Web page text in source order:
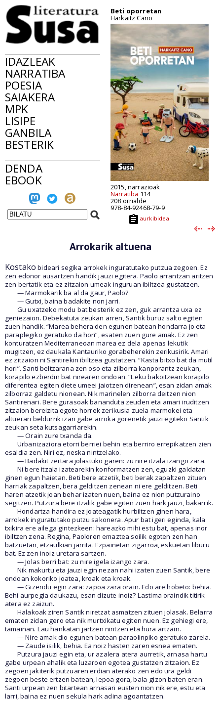
IDAZLEAK
NARRATIBA
POESIA
SAIAKERA
MPK
LISIPE
GANBILA
BESTERIK
DENDA
EBOOK
Beti oporretan
Harkaitz Cano
2015, narrazioak
Narratiba 114
208 orrialde
978-84-92468-79-9
aurkibidea
Arrokarik altuena
Kostako bideari segika arrokek inguratutako putzua zegoen. Ez
zen edonor ausartzen handik jauzi egitera. Paolo arrantzan aritzen
zen bertatik eta ez zitzaion umeak inguruan ibiltzea gustatzen.
— Marmokarik ba al da gaur, Paolo?
— Gutxi, baina badakite non jarri.
Gu uxatzeko modu bat besterik ez zen, guk arrantza uxa ez
geniezaion. Debekatuta zeukan arren, Santik buruz salto egiten
zuen handik. “Marea behera den egunen batean hondarra jo eta
paraplegiko geratuko da hori”, esaten zuen gure amak. Ez zen
konturatzen Mediterraneoan marea ez dela apenas lekutik
mugitzen, ez daukala Kantauriko gorabeherekin zerikusirik. Amari
ez zitzaion ni Santirekin ibiltzea gustatzen. “Kasta bitxo bat da mutil
hori”. Santi beltzarana zen oso eta zilborra kanporantz zeukan,
korapilo ezberdin bat nirearen ondoan. “Leku bakoitzean korapilo
diferentea egiten diete umeei jaiotzen direnean”, esan zidan amak
zilborraz galdetu nionean. Nik marinelen zilborra deitzen nion
Santirenari. Bere gurasoak bananduta zeuden eta amari iruditzen
zitzaion bereizita egote horrek zerikusia zuela marmokei eta
altuerari beldurrik izan gabe arroka gorenetik jauzi egiteko Santik
zeukan seta kutsagarriarekin.
— Orain zure txanda da.
Urbanizaziora etorri berriei behin eta berriro errepikatzen zien
esaldia zen. Niri ez, neska nintzelako.
— Badakit zertara jolastuko garen: zu nire itzala izango zara.
Ni bere itzala izatearekin konformatzen zen, eguzki galdatan
ginen egun haietan. Beti bere atzetik, beti berak zapaltzen zituen
harriak zapaltzen, bera gelditzen zenean ni ere gelditzen. Beti
haren atzetik joan behar izaten nuen, baina ez nion putzuraino
segitzen. Putzura bere itzalik gabe egiten zuen hark jauzi, bakarrik.
Hondartza handira ez joateagatik hurbiltzen ginen hara,
arrokek inguratutako putzu sakonera. Apur bat igeri eginda, kala
txikira ere ailega gintezkeen: hareazko mihi estu bat, apenas inor
ibiltzen zena. Regina, Paoloren emaztea soilik egoten zen han
batzuetan, etzaulkian jarrita. Ezpainetan zigarroa, eskuetan liburu
bat. Ez zen inoiz uretara sartzen.
— Jolas berri bat: zu nire igela izango zara.
Nik makurtu eta jauzi egin nezan nahi izaten zuen Santik, bere
ondoan kokoriko joatea, kroak eta kroak.
— Gizendu egin zara: zapoa zara orain. Edo are hobeto: behia.
Behi aurpegia daukazu, esan dizute inoiz? Lastima oraindik titirik
atera ez zaizun.
Halakoak ziren Santik niretzat asmatzen zituen jolasak. Belarra
ematen zidan gero eta nik murtxikatu egiten nuen. Ez gehiegi ere,
tamainan. Lau hankatan jartzen nintzen eta hura artzain.
— Nire amak dio egunen batean paraolinpiko geratuko zarela.
— Zaude isilik, behia. Ea noiz hasten zaren esnea ematen.
Putzura jauzi egin eta, ur azalera atera aurretik, arnasa hartu
gabe urpean ahalik eta luzaroen egotea gustatzen zitzaion. Ez
zegoen jakiterik putzuaren erdian aterako zen edo ura geldi
zegoen beste ertzen batean, lepoa gora, bala-gizon baten eran.
Santi urpean zen bitartean arnasari eusten nion nik ere, estu eta
larri, baina ez nuen sekula hark adina agoantatzen.